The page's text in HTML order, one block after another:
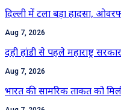
दिल्ली में टला बड़ा हादसा,
Aug 7, 2026
दही हांडी से पहले महाराष्ट्र
Aug 7, 2026
भारत की सामरिक ताकत को